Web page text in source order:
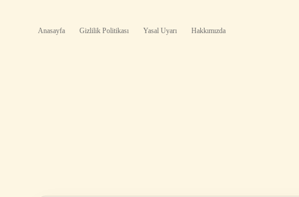
Anasayfa Gizlilik Politikası Yasal Uyarı Hakkımızda